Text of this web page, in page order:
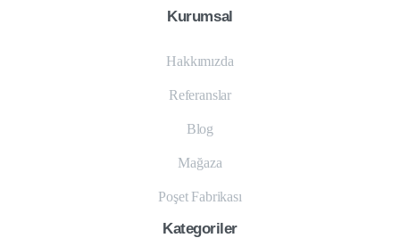
Kurumsal
Hakkımızda
Referanslar
Blog
Mağaza
Poşet Fabrikası
Kategoriler